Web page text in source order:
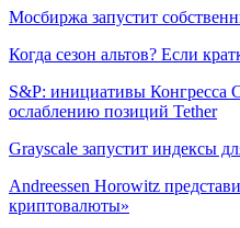
Мосбиржа запустит
Когда сезон альтов? Если
S&P: инициативы
ослаблению позиций Tether
Grayscale запустит индексы
Andreessen Horowitz
криптовалюты»